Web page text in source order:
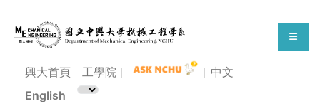
興大首頁 工學院
中文
English